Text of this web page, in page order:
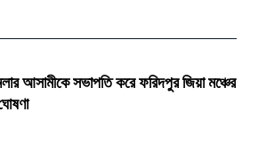
আসামীকে সভাপতি করে ফরিদপুর জিয়া মঞ্চের